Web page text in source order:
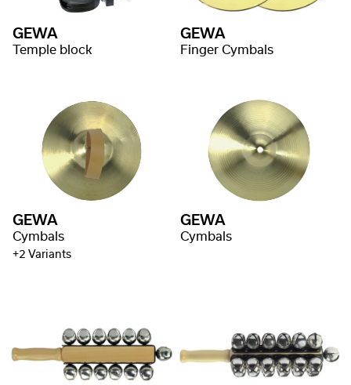
GEWA
Temple block
GEWA
Finger Cymbals
GEWA
Cymbals
+2 Variants
GEWA
Cymbals